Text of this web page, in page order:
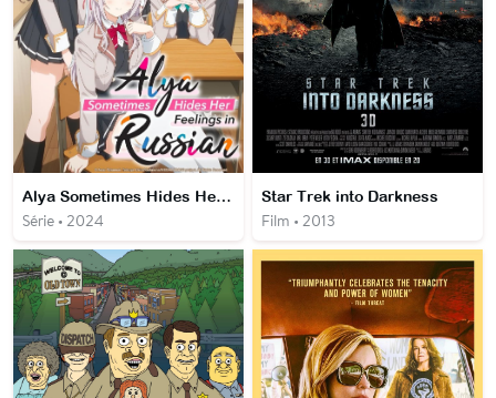
Alya Sometimes Hides Her Feelings in Russian
Série • 2024
Star Trek into Darkness
Film • 2013